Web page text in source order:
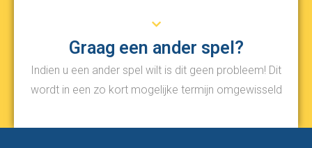
Graag een ander spel?
Indien u een ander spel wilt is dit geen probleem! Dit
wordt in een zo kort mogelijke termijn omgewisseld